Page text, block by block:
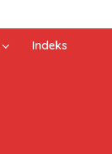
Indeks